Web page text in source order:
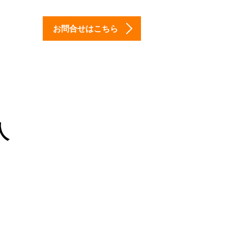
お問合せはこちら